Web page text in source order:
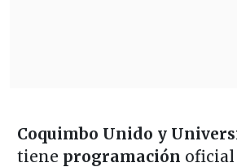
Coquimbo Unido y
tiene programación oficial